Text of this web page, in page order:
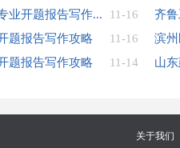
业开题报告写作...
11-16 齐
题报告写作攻略
11-16 滨
题报告写作攻略
11-14 山
关于我们